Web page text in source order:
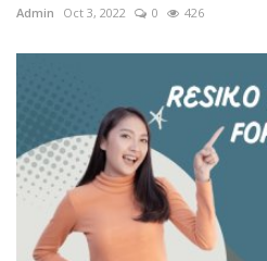
Admin Oct 3, 2022 0 426